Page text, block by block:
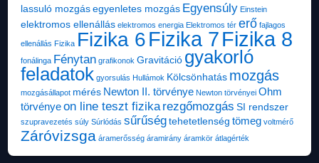
lassuló mozgás egyenletes mozgás Egyensúly Einstein
elektromos ellenállás elektromos energia Elektromos tér erő fajlagos
ellenállás Fizika Fizika 6Fizika 7Fizika 8
fonálinga Fénytan grafikonok Gravitáció gyakorló
feladatok gyorsulás Hullámok Kölcsönhatás mozgás
mozgásállapot mérés Newton II. törvénye Newton törvényei Ohm
törvényeon line teszt fizika rezgőmozgás SI rendszer
szupravezetés súly Súrlódás sűrűség tehetetlenség tömeg voltmérő
Záróvizsga áramerősség áramirány áramkör átlagérték